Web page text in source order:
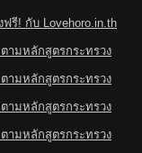
รี! กับ Lovehoro.in.th
ามหลักสูตรกระทรวง
ามหลักสูตรกระทรวง
ามหลักสูตรกระทรวง
ามหลักสูตรกระทรวง